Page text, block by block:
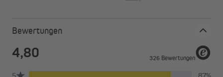
Videoinhalte einzubetten. Dieser Service kann Daten zu
deinen Aktivitäten sammeln. Bitte lies die Details durch
und stimme der Nutzung des Service zu, um dieses Video
Bewertungen